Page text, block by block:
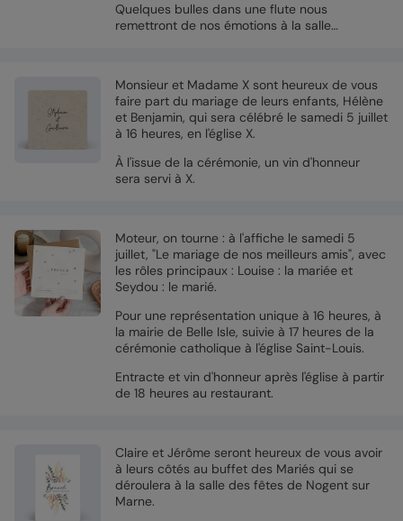
Quelques bulles dans une flute nous
remettront de nos émotions à la salle…
Monsieur et Madame X sont heureux de vous
faire part du mariage de leurs enfants, Hélène
et Benjamin, qui sera célébré le samedi 5 juillet
à 16 heures, en l'église X.
À l'issue de la cérémonie, un vin d'honneur
sera servi à X.
Moteur, on tourne : à l'affiche le samedi 5
juillet, "Le mariage de nos meilleurs amis", avec
les rôles principaux : Louise : la mariée et
Seydou : le marié.
Pour une représentation unique à 16 heures, à
la mairie de Belle Isle, suivie à 17 heures de la
cérémonie catholique à l'église Saint-Louis.
Entracte et vin d'honneur après l'église à partir
de 18 heures au restaurant.
Claire et Jérôme seront heureux de vous avoir
à leurs côtés au buffet des Mariés qui se
déroulera à la salle des fêtes de Nogent sur
Marne.